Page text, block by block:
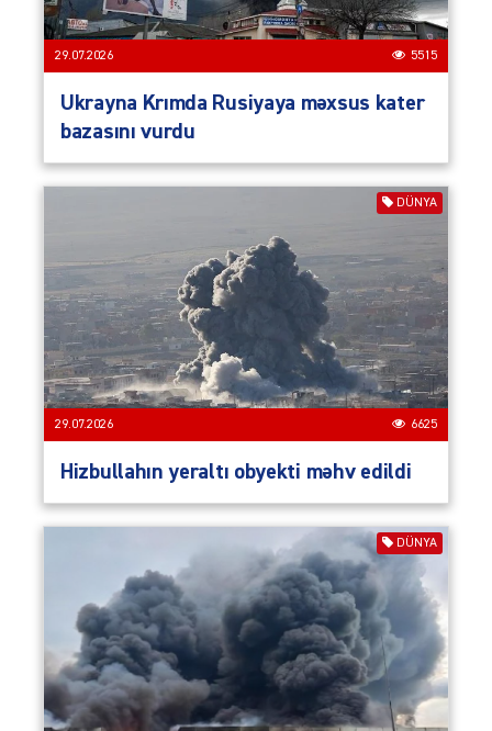
29.07.2026 5515
Ukrayna Krımda Rusiyaya məxsus kater
bazasını vurdu
DÜNYA
29.07.2026 6625
Hizbullahın yeraltı obyekti məhv edildi
DÜNYA